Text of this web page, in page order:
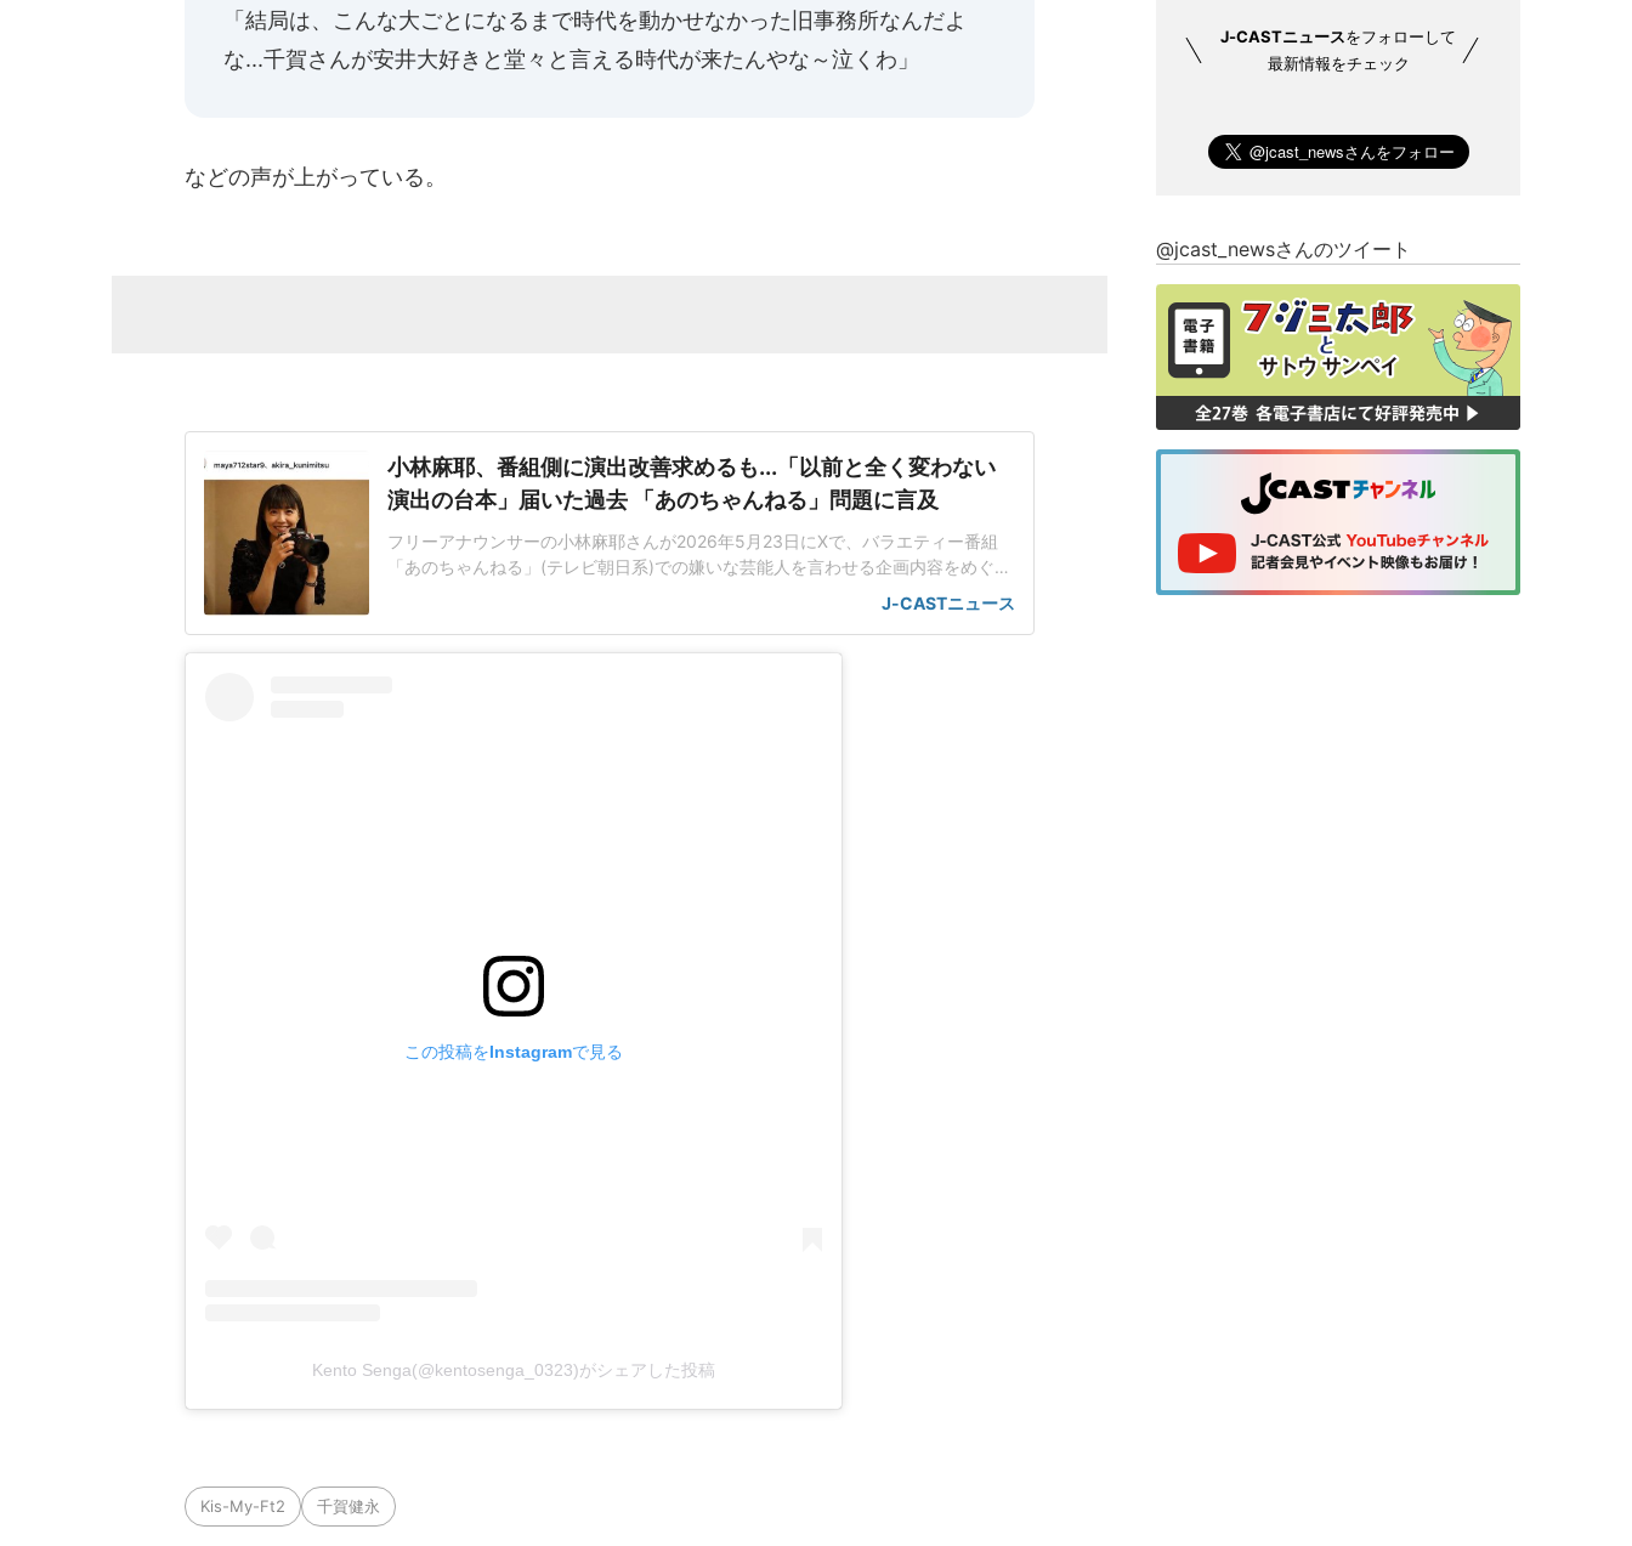
「結局は、こんな大ごとになるまで時代を動かせなかった旧事務所なんだよ
な...千賀さんが安井大好きと堂々と言える時代が来たんやな～泣くわ」
などの声が上がっている。
小林麻耶、番組側に演出改善求めるも...「以前と全く変わない
演出の台本」届いた過去 「あのちゃんねる」問題に言及
フリーアナウンサーの小林麻耶さんが2026年5月23日にXで、バラエティー番組
「あのちゃんねる」(テレビ朝日系)での嫌いな芸能人を言わせる企画内容をめぐる
問題に言及した。表現や演出について番組側に改善を求めるも、改善されなかっ
た過去があったと明かした。さらに、問題の渦中にいるタレント・歌手のあのさ
J-CASTニュース
この投稿をInstagramで見る
Kento Senga(@kentosenga_0323)がシェアした投稿
Kis-My-Ft2 千賀健永
J-CASTニュースをフォローして
最新情報をチェック
@jcast_newsさんのツイート